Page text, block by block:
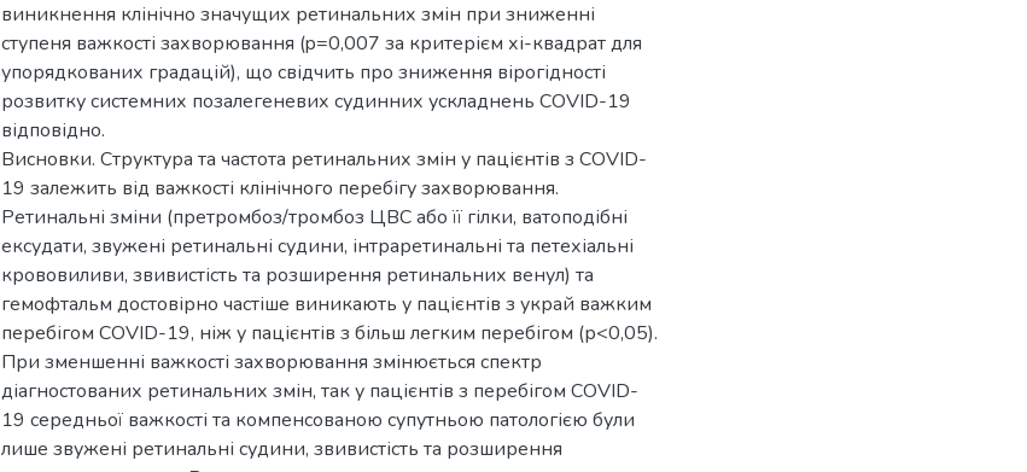
виникнення клінічно значущих ретинальних змін при зниженні
ступеня важкості захворювання (p=0,007 за критерієм хі-квадрат для
упорядкованих градацій), що свідчить про зниження вірогідності
розвитку системних позалегеневих судинних ускладнень COVID-19
відповідно.
Висновки. Структура та частота ретинальних змін у пацієнтів з COVID-
19 залежить від важкості клінічного перебігу захворювання.
Ретинальні зміни (претромбоз/тромбоз ЦВС або її гілки, ватоподібні
ексудати, звужені ретинальні судини, інтраретинальні та петехіальні
крововиливи, звивистість та розширення ретинальних венул) та
гемофтальм достовірно частіше виникають у пацієнтів з украй важким
перебігом COVID-19, ніж у пацієнтів з більш легким перебігом (р<0,05).
При зменшенні важкості захворювання змінюється спектр
діагностованих ретинальних змін, так у пацієнтів з перебігом COVID-
19 середньої важкості та компенсованою супутньою патологією були
лише звужені ретинальні судини, звивистість та розширення